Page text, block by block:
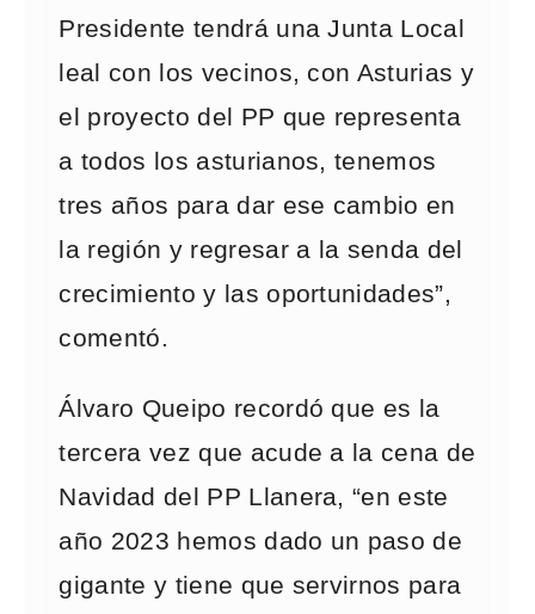
Presidente tendrá una Junta Local
leal con los vecinos, con Asturias y
el proyecto del PP que representa
a todos los asturianos, tenemos
tres años para dar ese cambio en
la región y regresar a la senda del
crecimiento y las oportunidades”,
comentó.
Álvaro Queipo recordó que es la
tercera vez que acude a la cena de
Navidad del PP Llanera, “en este
año 2023 hemos dado un paso de
gigante y tiene que servirnos para